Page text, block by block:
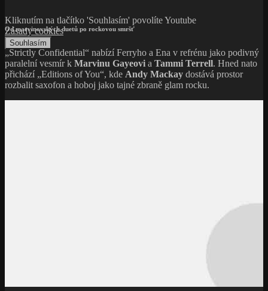
Kliknutím na tlačítko 'Souhlasím' povolíte Youtube
Zásady cookies
Souhlasím
Od marvinovských duetů po rockovou smršť
„Strictly Confidential“ nabízí Ferryho a Ena v refrénu jako podivný
paralelní vesmír k Marvinu Gayeovi a Tammi Terrell. Hned nato
přichází „Editions of You“, kde Andy Mackay dostává prostor
rozbalit saxofon a hoboj jako tajné zbraně glam rocku.